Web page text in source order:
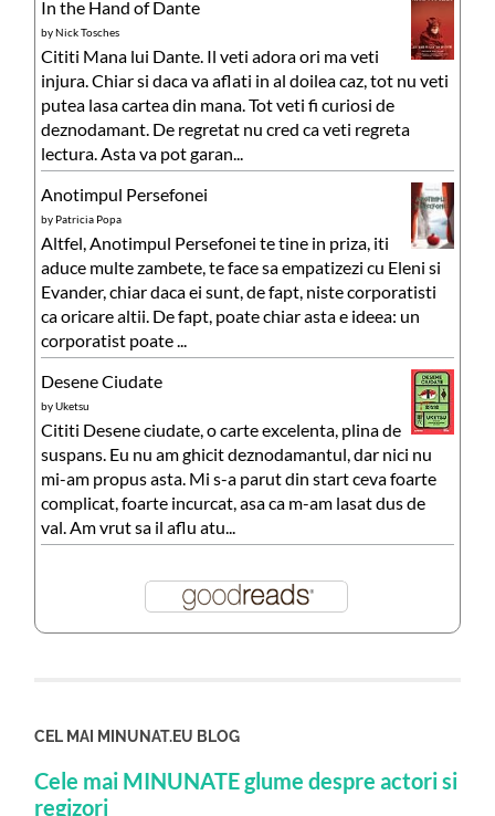
In the Hand of Dante
byNick Tosches
Cititi Mana lui Dante. Il veti adora ori ma veti
injura. Chiar si daca va aflati in al doilea caz, tot nu veti
putea lasa cartea din mana. Tot veti fi curiosi de
deznodamant. De regretat nu cred ca veti regreta
lectura. Asta va pot garan...
Anotimpul Persefonei
by Patricia Popa
Altfel, Anotimpul Persefonei te tine in priza, iti
aduce multe zambete, te face sa empatizezi cu Eleni si
Evander, chiar daca ei sunt, de fapt, niste corporatisti
ca oricare altii. De fapt, poate chiar asta e ideea: un
corporatist poate ...
Desene Ciudate
byUketsu
Cititi Desene ciudate, o carte excelenta, plina de
suspans. Eu nu am ghicit deznodamantul, dar nici nu
mi-am propus asta. Mi s-a parut din start ceva foarte
complicat, foarte incurcat, asa ca m-am lasat dus de
val. Am vrut sa il aflu atu...
CEL MAI MINUNAT.EU BLOG
Cele mai MINUNATE glume despre actori si
regizori